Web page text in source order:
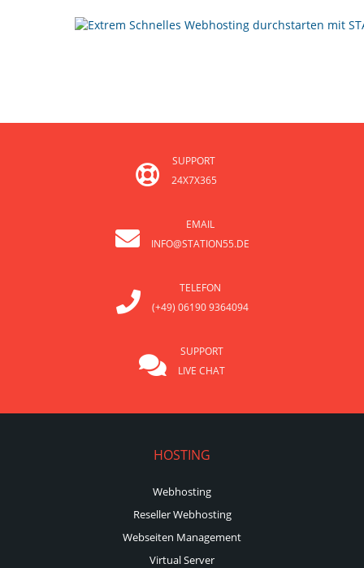
SUPPORT
24X7X365
EMAIL
INFO@STATION55.DE
TELEFON
(+49) 06190 9364094
SUPPORT
LIVE CHAT
HOSTING
Webhosting
Reseller Webhosting
Webseiten Management
Virtual Server